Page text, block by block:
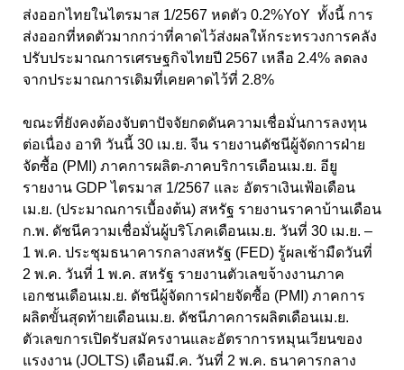
ส่งออกไทยในไตรมาส 1/2567 หดตัว 0.2%YoY ทั้งนี้ การ
ส่งออกที่หดตัวมากกว่าที่คาดไว้ส่งผลให้กระทรวงการคลัง
ปรับประมาณการเศรษฐกิจไทยปี 2567 เหลือ 2.4% ลดลง
จากประมาณการเดิมที่เคยคาดไว้ที่ 2.8%
ขณะที่ยังคงต้องจับตาปัจจัยกดดันความเชื่อมั่นการลงทุน
ต่อเนื่อง อาทิ วันนี้ 30 เม.ย. จีน รายงานดัชนีผู้จัดการฝ่าย
จัดซื้อ (PMI) ภาคการผลิต-ภาคบริการเดือนเม.ย. อียู
รายงาน GDP ไตรมาส 1/2567 และ อัตราเงินเฟ้อเดือน
เม.ย. (ประมาณการเบื้องต้น) สหรัฐ รายงานราคาบ้านเดือน
ก.พ. ดัชนีความเชื่อมั่นผู้บริโภคเดือนเม.ย. วันที่ 30 เม.ย. –
1 พ.ค. ประชุมธนาคารกลางสหรัฐ (FED) รู้ผลเช้ามืดวันที่
2 พ.ค. วันที่ 1 พ.ค. สหรัฐ รายงานตัวเลขจ้างงานภาค
เอกชนเดือนเม.ย. ดัชนีผู้จัดการฝ่ายจัดซื้อ (PMI) ภาคการ
ผลิตขั้นสุดท้ายเดือนเม.ย. ดัชนีภาคการผลิตเดือนเม.ย.
ตัวเลขการเปิดรับสมัครงานและอัตราการหมุนเวียนของ
แรงงาน (JOLTS) เดือนมี.ค. วันที่ 2 พ.ค. ธนาคารกลาง